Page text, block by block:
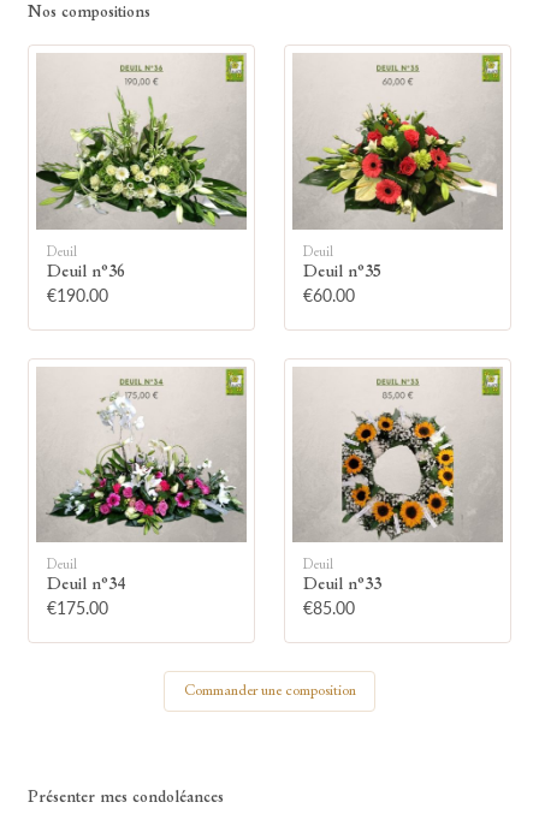
Allumez une bougie
Montrez votre soutien à la famille en
allumant symboliquement une bougie.
Votre prénom
Nos compositions
Deuil
Deuil n°36
€190.00
Deuil
Deuil n°35
€60.00
Deuil
Deuil n°34
€175.00
Deuil
Deuil n°33
€85.00
Commander une composition
Présenter mes condoléances